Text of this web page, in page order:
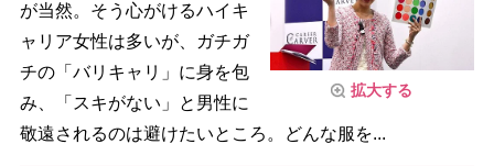
拡大する
が当然。そう心がけるハイキ
ャリア女性は多いが、ガチガ
チの「バリキャリ」に身を包
み、「スキがない」と男性に
敬遠されるのは避けたいところ。どんな服を...